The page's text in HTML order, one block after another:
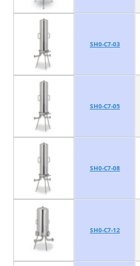
SH0-C7-03
SH0-C7-05
SH0-C7-08
SH0-C7-12